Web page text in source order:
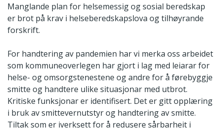
Manglande plan for helsemessig og sosial beredskap
er brot på krav i helseberedskapslova og tilhøyrande
forskrift.
For handtering av pandemien har vi merka oss arbeidet
som kommuneoverlegen har gjort i lag med leiarar for
helse- og omsorgstenestene og andre for å førebyggje
smitte og handtere ulike situasjonar med utbrot.
Kritiske funksjonar er identifisert. Det er gitt opplæring
i bruk av smittevernutstyr og handtering av smitte.
Tiltak som er iverksett for å redusere sårbarheit i